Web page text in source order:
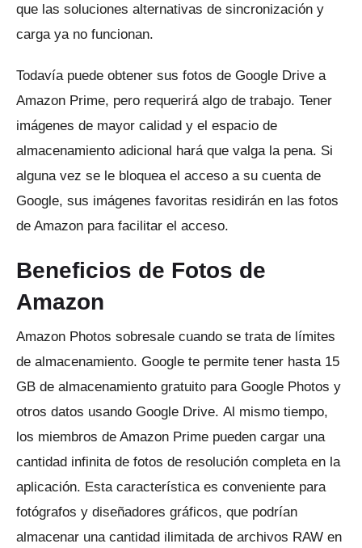
que las soluciones alternativas de sincronización y
carga ya no funcionan.
Todavía puede obtener sus fotos de Google Drive a
Amazon Prime, pero requerirá algo de trabajo. Tener
imágenes de mayor calidad y el espacio de
almacenamiento adicional hará que valga la pena. Si
alguna vez se le bloquea el acceso a su cuenta de
Google, sus imágenes favoritas residirán en las fotos
de Amazon para facilitar el acceso.
Beneficios de Fotos de
Amazon
Amazon Photos sobresale cuando se trata de límites
de almacenamiento. Google te permite tener hasta 15
GB de almacenamiento gratuito para Google Photos y
otros datos usando Google Drive. Al mismo tiempo,
los miembros de Amazon Prime pueden cargar una
cantidad infinita de fotos de resolución completa en la
aplicación. Esta característica es conveniente para
fotógrafos y diseñadores gráficos, que podrían
almacenar una cantidad ilimitada de archivos RAW en